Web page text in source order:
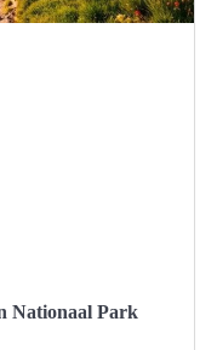
Nationaal Park